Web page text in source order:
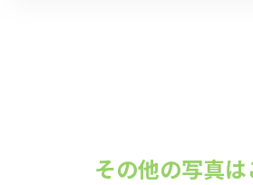
その他の写真は